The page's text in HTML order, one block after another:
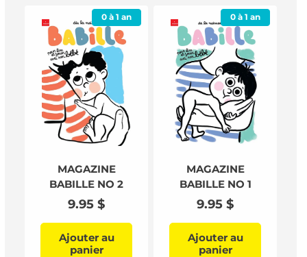
0 à 1 an
MAGAZINE
BABILLE NO 2
Prix
habituel
9.95 $
Ajouter au
panier
0 à 1 an
MAGAZINE
BABILLE NO 1
Prix
habituel
9.95 $
Ajouter au
panier